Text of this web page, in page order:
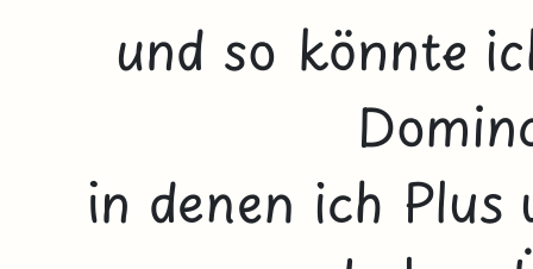
und so könnte
in denen ich